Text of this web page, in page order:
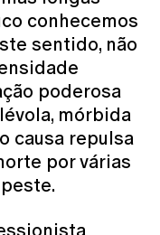
conhecemos
sentido, não
poderosa
mórbida
causa repulsa
por várias